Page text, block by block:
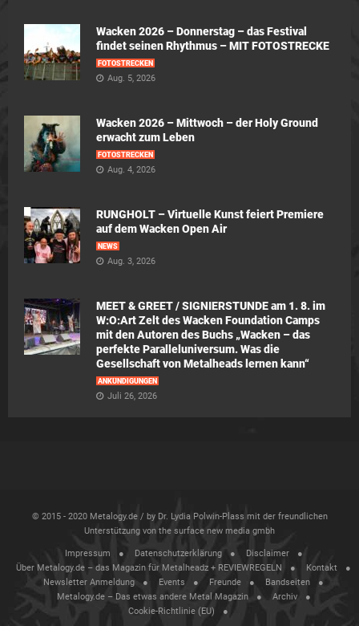
Wacken 2026 – Donnerstag – das Festival
findet seinen Rhythmus – MIT FOTOSTRECKE
FOTOSTRECKEN
Aug. 5, 2026
Wacken 2026 – Mittwoch – der Holy Ground
erwacht zum Leben
FOTOSTRECKEN
Aug. 4, 2026
RUNGHOLT – Virtuelle Kunst feiert Premiere
auf dem Wacken Open Air
NEWS
Aug. 3, 2026
MEET & GREET / SIGNIERSTUNDE am 1. 8. im
W:O:Art Zelt des Wacken Foundation Camps
mit den Autoren des Buchs „Wacken – das
perfekte Paralleluniversum. Was die
Gesellschaft von Metalheads lernen kann“
ANKÜNDIGUNGEN
Juli 26, 2026
© 2015 - 2020 Metalogy.de / by Dr. Lydia Polwin-Plass mit der freundlichen
Unterstützung von the surface new media gmbh
Impressum Datenschutzerklärung
Disclaimer
Über Metalogy.de – das Magazin für Metalheadz + REVIEWREGELN
Kontakt
Newsletter Anmeldung
Events Freunde
Bandseiten
Metalogy.de – Das etwas andere Metal Magazin
Archiv
Cookie-Richtlinie (EU)